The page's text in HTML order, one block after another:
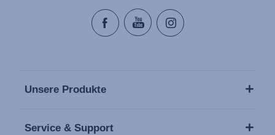
Unsere Produkte
Service & Support